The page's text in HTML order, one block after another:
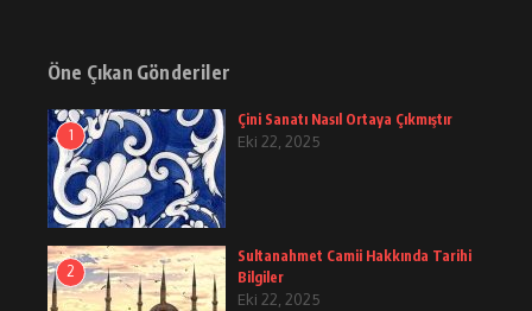
Öne Çıkan Gönderiler
1
Çini Sanatı Nasıl Ortaya Çıkmıştır
Eki 22, 2025
2
Sultanahmet Camii Hakkında Tarihi
Bilgiler
Eki 22, 2025